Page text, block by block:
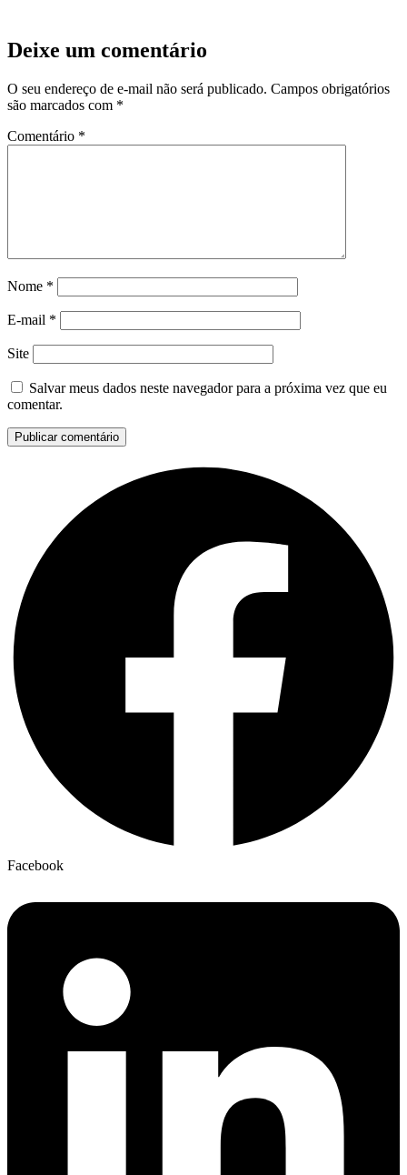
Deixe um comentário
O seu endereço de e-mail não será publicado. Campos obrigatórios
são marcados com *
Comentário *
Nome *
E-mail *
Site
Salvar meus dados neste navegador para a próxima vez que eu
comentar.
Facebook